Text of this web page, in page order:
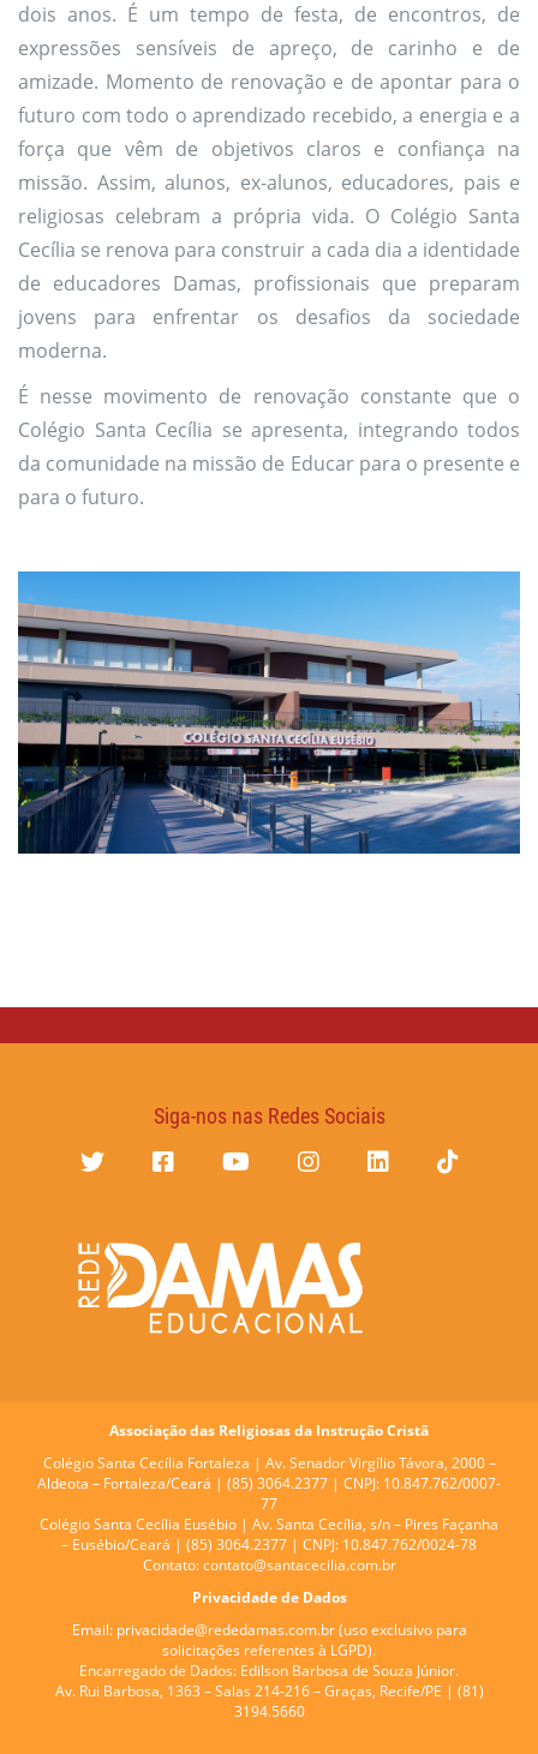
dois anos. É um tempo de festa, de encontros, de
expressões sensíveis de apreço, de carinho e de
amizade. Momento de renovação e de apontar para o
futuro com todo o aprendizado recebido, a energia e a
força que vêm de objetivos claros e confiança na
missão. Assim, alunos, ex-alunos, educadores, pais e
religiosas celebram a própria vida. O Colégio Santa
Cecília se renova para construir a cada dia a identidade
de educadores Damas, profissionais que preparam
jovens para enfrentar os desafios da sociedade
moderna.
É nesse movimento de renovação constante que o
Colégio Santa Cecília se apresenta, integrando todos
da comunidade na missão de Educar para o presente e
para o futuro.
Siga-nos nas Redes Sociais
Associação das Religiosas da Instrução Cristã
Colégio Santa Cecília Fortaleza | Av. Senador Virgílio Távora, 2000 –
Aldeota – Fortaleza/Ceará | (85) 3064.2377 | CNPJ: 10.847.762/0007-
77
Colégio Santa Cecília Eusébio | Av. Santa Cecília, s/n – Pires Façanha
– Eusébio/Ceará | (85) 3064.2377 | CNPJ: 10.847.762/0024-78
Contato: contato@santacecilia.com.br
Privacidade de Dados
Email: privacidade@rededamas.com.br(uso exclusivo para
solicitações referentes à LGPD).
Encarregado de Dados: Edilson Barbosa de Souza Júnior.
Av. Rui Barbosa, 1363 – Salas 214-216 – Graças, Recife/PE | (81)
3194.5660